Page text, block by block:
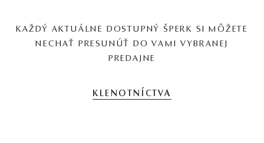
KAŽDÝ AKTUÁLNE DOSTUPNÝ ŠPERK SI MÔŽETE
NECHAŤ PRESUNÚŤ DO VAMI VYBRANEJ
PREDAJNE
KLENOTNÍCTVA